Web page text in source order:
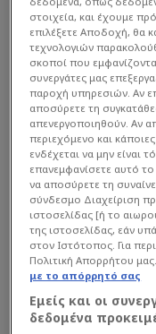
-κάθε άλλο- μα
πολύ ιδιαίτερο
στοιχεία, και έχουμε
επιλέξετε Αποδοχή, θα
τεχνολογιών
σκοποί που
συνεργάτες μας
παροχή υπηρεσιών. Αν
αποσύρετε τη
απενεργοποιηθούν. Αν
περιεχόμενο και
ενδέχεται να μην είναι
επανεμφανίσετε αυτό το
να αποσύρετε τη
σύνδεσμο Διαχείριση
ιστοσελίδας [ή το
της ιστοσελίδας, εάν
στον Ιστότοπος. Για
Πολιτική Απορρήτου μας.
με το απόρρητό σας
Εμείς και οι
δεδομένα